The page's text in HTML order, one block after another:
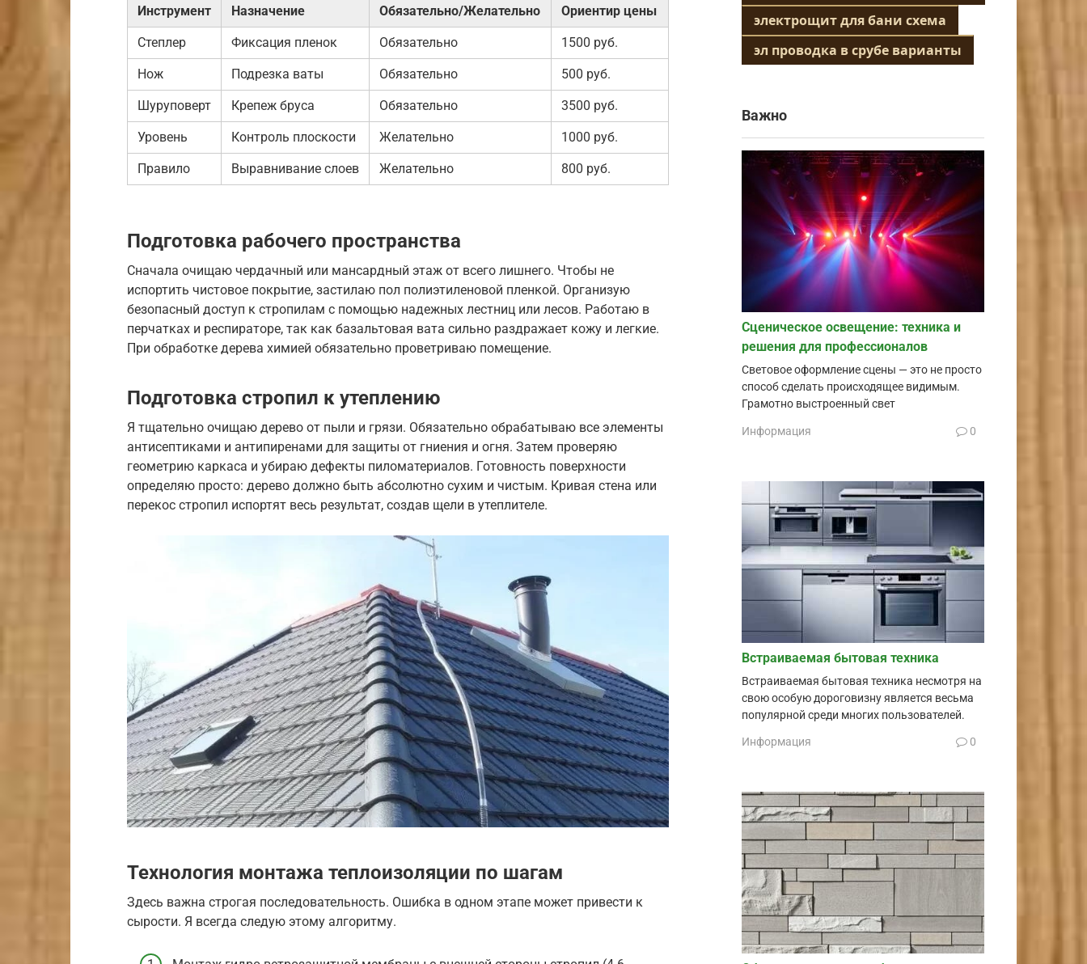
Инструмент Назначение Обязательно/Желательно Ориентир цены
Степлер Фиксация пленок Обязательно 1500 руб.
Нож Подрезка ваты Обязательно 500 руб.
Шуруповерт Крепеж бруса Обязательно 3500 руб.
Уровень Контроль плоскости Желательно 1000 руб.
Правило Выравнивание слоев Желательно 800 руб.
Подготовка рабочего пространства
Сначала очищаю чердачный или мансардный этаж от всего лишнего. Чтобы не
испортить чистовое покрытие, застилаю пол полиэтиленовой пленкой. Организую
безопасный доступ к стропилам с помощью надежных лестниц или лесов. Работаю в
перчатках и респираторе, так как базальтовая вата сильно раздражает кожу и легкие.
При обработке дерева химией обязательно проветриваю помещение.
Подготовка стропил к утеплению
Я тщательно очищаю дерево от пыли и грязи. Обязательно обрабатываю все элементы
антисептиками и антипиренами для защиты от гниения и огня. Затем проверяю
геометрию каркаса и убираю дефекты пиломатериалов. Готовность поверхности
определяю просто: дерево должно быть абсолютно сухим и чистым. Кривая стена или
перекос стропил испортят весь результат, создав щели в утеплителе.
Технология монтажа теплоизоляции по шагам
Здесь важна строгая последовательность. Ошибка в одном этапе может привести к
сырости. Я всегда следую этому алгоритму.
электрощит для бани схема
эл проводка в срубе варианты
Важно
Сценическое освещение: техника и
решения для профессионалов
Световое оформление сцены — это не просто
способ сделать происходящее видимым.
Грамотно выстроенный свет
Информация 0
Встраиваемая бытовая техника
Встраиваемая бытовая техника несмотря на
свою особую дороговизну является весьма
популярной среди многих пользователей.
Информация 0